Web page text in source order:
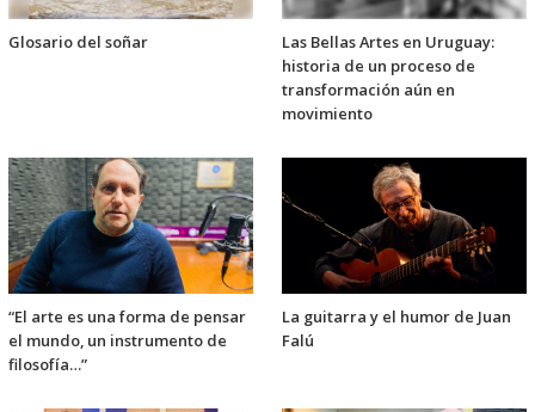
Glosario del soñar
Las Bellas Artes en Uruguay:
historia de un proceso de
transformación aún en
movimiento
“El arte es una forma de pensar
el mundo, un instrumento de
filosofía…”
La guitarra y el humor de Juan
Falú